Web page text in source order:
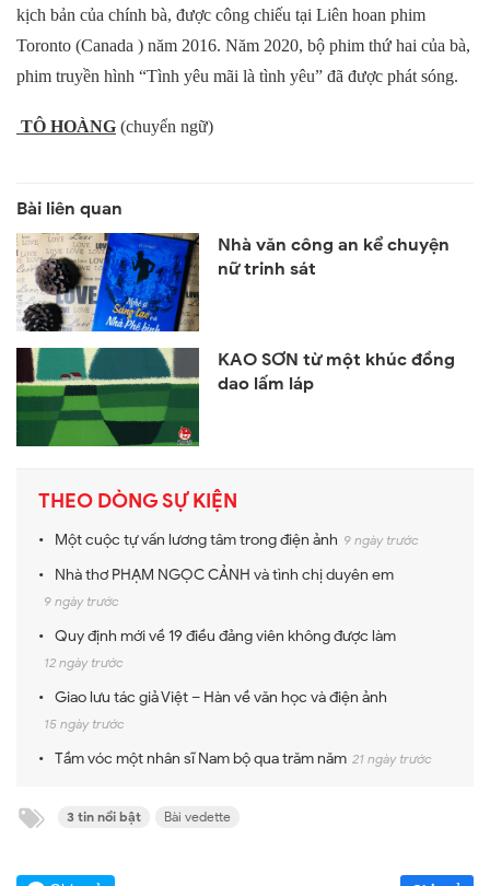
kịch bản của chính bà, được công chiếu tại Liên hoan phim
Toronto (Canada ) năm 2016. Năm 2020, bộ phim thứ hai của bà,
phim truyền hình “Tình yêu mãi là tình yêu” đã được phát sóng.
TÔ HOÀNG (chuyển ngữ)
Nhà văn công an kể chuyện
nữ trinh sát
KAO SƠN từ một khúc đồng
dao lấm láp
THEO DÒNG SỰ KIỆN
Một cuộc tự vấn lương tâm trong điện ảnh 9 ngày trước
Nhà thơ PHẠM NGỌC CẢNH và tình chị duyên em
9 ngày trước
Quy định mới về 19 điều đảng viên không được làm
12 ngày trước
Giao lưu tác giả Việt – Hàn về văn học và điện ảnh
15 ngày trước
Tầm vóc một nhân sĩ Nam bộ qua trăm năm 21 ngày trước
3 tin nổi bật Bài vedette